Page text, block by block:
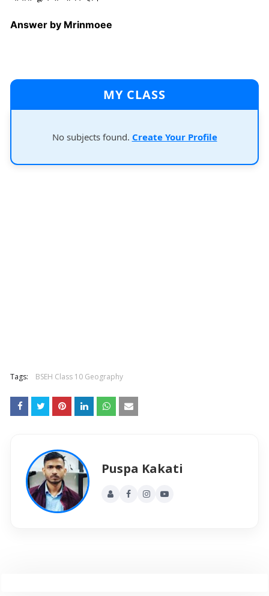
Answer by Mrinmoee
MY CLASS
No subjects found. Create Your Profile
Tags: BSEH Class 10 Geography
Puspa Kakati